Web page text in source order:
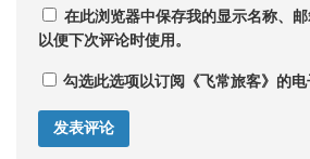
在此浏览器中保存我的显示名称、
以便下次评论时使用。
勾选此选项以订阅《飞常旅客》的电